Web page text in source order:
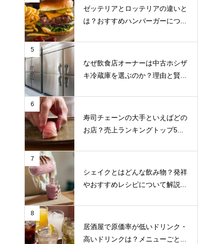
ゼッテリアとロッテリアの違いと
は？おすすめハンバーガーにつ...
5
なぜ飲食店オーナーは中古ホシザ
キ冷蔵庫を選ぶのか？理由と賢...
6
寿司チェーンの大手といえばどの
お店？売上ランキングトップ5...
7
シェイクとはどんな飲み物？発祥
やおすすめレシピについて解説...
8
居酒屋で原価率が低いドリンク・
高いドリンクは？メニューごと...